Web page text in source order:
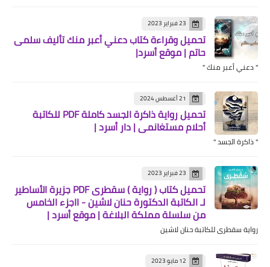
23 فبراير 2023
تحميل وقراءة كتاب دعني أعبر منك تأليف سلمى
حاتم | موقع أسرد|
" دعني أعبر منك "
21 أغسطس 2024
تحميل رواية ذاكرة الجسد كاملة PDF للكاتبة
أحلام مستغانمي | دار أسرد |
" ذاكرة الجسد "
23 فبراير 2023
تحميل كتاب ( رواية ) سقطرى PDF جزيرة الأساطير
لـ الكاتبة الدكتورة حنان لاشين - ااجزء الخامس
من سلسلة مملكة البلاغة | موقع أسرد |
رواية سقطرى للكاتبة حنان لاشين
12 مايو 2023